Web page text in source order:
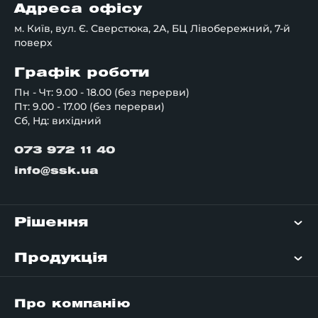
✔️ Матеріал
Метал.
✔️Висота конструкції
Від 12 000 мм.
✔️ Кількість поверхів
секцію
Переваги поверхових
стелажів
Як складські платформи, так і
наступні переваги:
витримувати продукцію з великими
Монтажно-демонтажні операції, а також
Адреса офісу
м. Київ, вул. Є. Сверстюка, 2А, БЦ Лівобережний, 7-й
поверх
Графік роботи
Пн - Чт: 9.00 - 18.00 (без перерви)
Пт: 9.00 - 17.00 (без перерви)
Сб, Нд: вихідний
073 972 11 40
info@ssk.ua
Рішення
Продукція
Про компанію